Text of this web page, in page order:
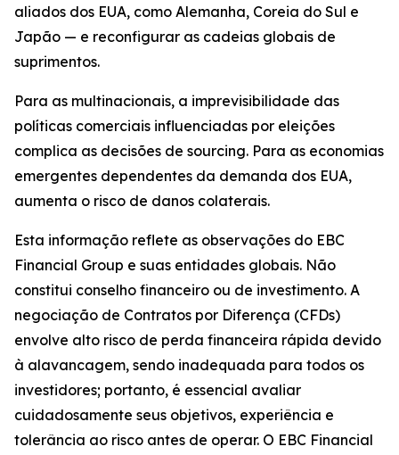
aliados dos EUA, como Alemanha, Coreia do Sul e
Japão — e reconfigurar as cadeias globais de
suprimentos.
Para as multinacionais, a imprevisibilidade das
políticas comerciais influenciadas por eleições
complica as decisões de sourcing. Para as economias
emergentes dependentes da demanda dos EUA,
aumenta o risco de danos colaterais.
Esta informação reflete as observações do EBC
Financial Group e suas entidades globais. Não
constitui conselho financeiro ou de investimento. A
negociação de Contratos por Diferença (CFDs)
envolve alto risco de perda financeira rápida devido
à alavancagem, sendo inadequada para todos os
investidores; portanto, é essencial avaliar
cuidadosamente seus objetivos, experiência e
tolerância ao risco antes de operar. O EBC Financial